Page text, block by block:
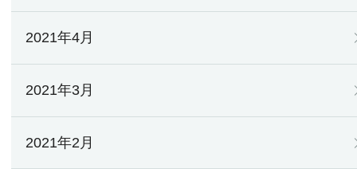
2021年4月
2021年3月
2021年2月